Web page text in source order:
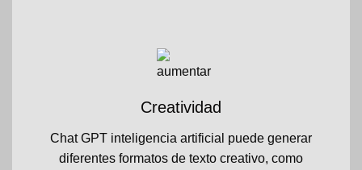
Creatividad
Chat GPT inteligencia artificial puede generar
diferentes formatos de texto creativo, como